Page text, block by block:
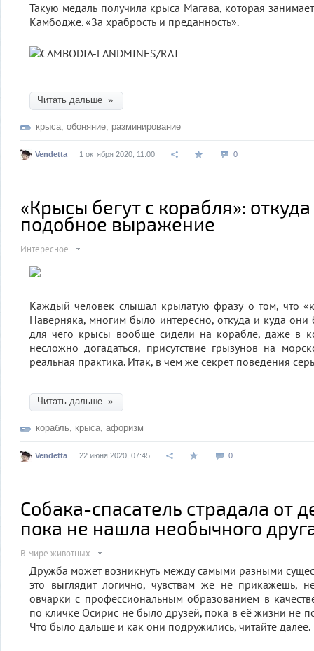
Такую медаль получила крыса Магава, которая
Камбодже. «За храбрость и преданность».
Читать дальше »
крыса, обоняние, разминирование
Vendetta 1 октября 2020, 11:00 0
«Крысы бегут с корабля»:
подобное выражение
Интересное
Каждый человек слышал крылатую фразу о том, что
Наверняка, многим было интересно, откуда и куда они
для чего крысы вообще сидели на корабле, даже в
несложно догадаться, присутствие грызунов на
реальная практика. Итак, в чем же секрет поведения
Читать дальше »
корабль, крыса, афоризм
Vendetta 22 июня 2020, 07:45 0
Собака-спасатель страдала от
пока не нашла необычного
В мире животных
Дружба может возникнуть между самыми разными
это выглядит логично, чувствам же не прикажешь,
овчарки с профессиональным образованием в
по кличке Осирис не было друзей, пока в её жизни не
Что было дальше и как они подружились, читайте далее.